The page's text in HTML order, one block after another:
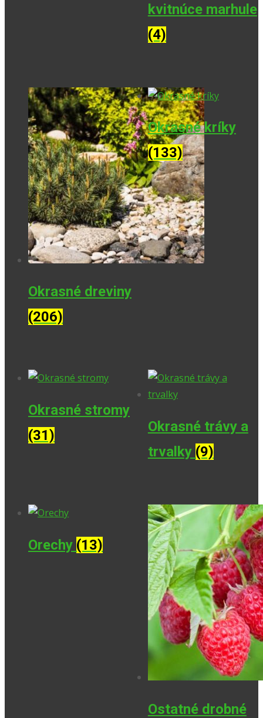
kvitnúce marhule
(4)
Okrasné dreviny
(206)
Okrasné kríky
(133)
Okrasné stromy
(31)
Okrasné trávy a
trvalky (9)
Orechy (13)
Ostatné drobné